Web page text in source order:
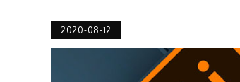
2020-08-12